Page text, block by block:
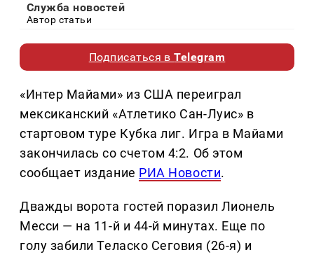
Служба новостей
Автор статьи
Подписаться вTelegram
«Интер Майами» из США переиграл
мексиканский «Атлетико Сан-Луис» в
стартовом туре Кубка лиг. Игра в Майами
закончилась со счетом 4:2. Об этом
сообщает издание РИА Новости.
Дважды ворота гостей поразил Лионель
Месси — на 11-й и 44-й минутах. Еще по
голу забили Теласко Сеговия (26-я) и